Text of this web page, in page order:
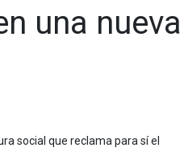
una nueva
social que reclama para sí el